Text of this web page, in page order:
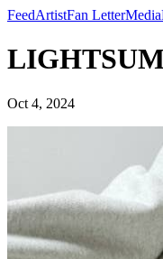
FeedArtistFan LetterMedia
Oct 4, 2024